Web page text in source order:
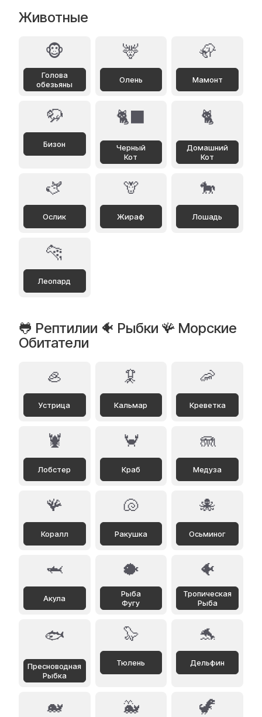
Животные
🐵
Голова
обезьяны
🦌
Олень
🦣
Мамонт
🦬
Бизон
🐈‍⬛
Черный
Кот
🐈
Домашний
Кот
🫏
Ослик
🦒
Жираф
🐎
Лошадь
🐆
Леопард
🐸 Рептилии 🐠 Рыбки 🪸 Морские
Обитатели
🦪
Устрица
🦑
Кальмар
🦐
Креветка
🦞
Лобстер
🦀
Краб
🪼
Медуза
🪸
Коралл
🐚
Ракушка
🐙
Осьминог
🦈
Акула
🐡
Рыба
Фугу
🐠
Тропическая
Рыба
🐟
Пресноводная
Рыбка
🦭
Тюлень
🐬
Дельфин
🐋 🐳 🦖